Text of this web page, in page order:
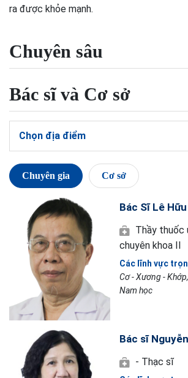
ra được khỏe mạnh.
Chuyên sâu
Bác sĩ và Cơ sở
Chọn địa điểm
Chuyên gia Cơ sở
Bác Sĩ Lê
Thầy thuốc
chuyên khoa II
Các lĩnh vực
Cơ - Xương -
Nam học
Bác sĩ
- Thạc sĩ